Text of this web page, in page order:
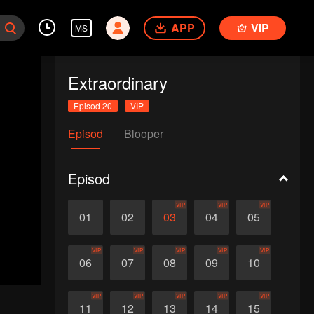
MS APP VIP
Extraordinary
Episod 20 VIP
Episod Blooper
Episod
01 02 03
VIP
04
VIP
05
VIP
06
VIP
07
VIP
08
VIP
09
VIP
10
VIP
11
VIP
12
VIP
13
VIP
14
VIP
15
VIP